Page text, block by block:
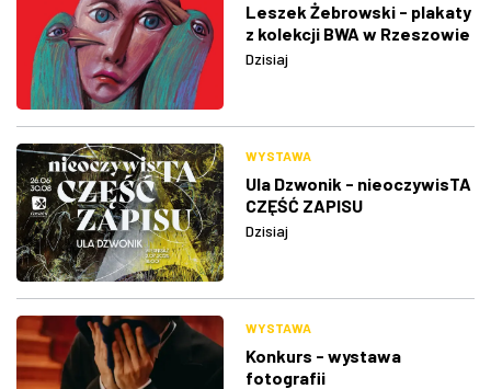
Leszek Żebrowski - plakaty
z kolekcji BWA w Rzeszowie
Dzisiaj
WYSTAWA
Ula Dzwonik - nieoczywisTA
CZĘŚĆ ZAPISU
Dzisiaj
WYSTAWA
Konkurs - wystawa
fotografii